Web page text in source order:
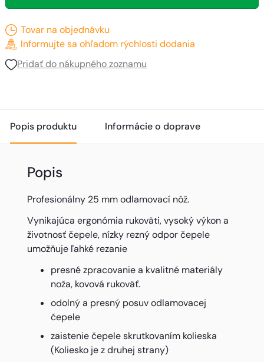
Tovar na objednávku
Informujte sa ohľadom rýchlosti dodania
Pridať do nákupného zoznamu
Popis produktu Informácie o doprave
Popis
Profesionálny 25 mm odlamovací nôž.
Vynikajúca ergonómia rukoväti, vysoký výkon a
životnosť čepele, nízky rezný odpor čepele
umožňuje ľahké rezanie
presné zpracovanie a kvalitné materiály
noža, kovová rukoväť.
odolný a presný posuv odlamovacej
čepele
zaistenie čepele skrutkovaním kolieska
(Koliesko je z druhej strany)